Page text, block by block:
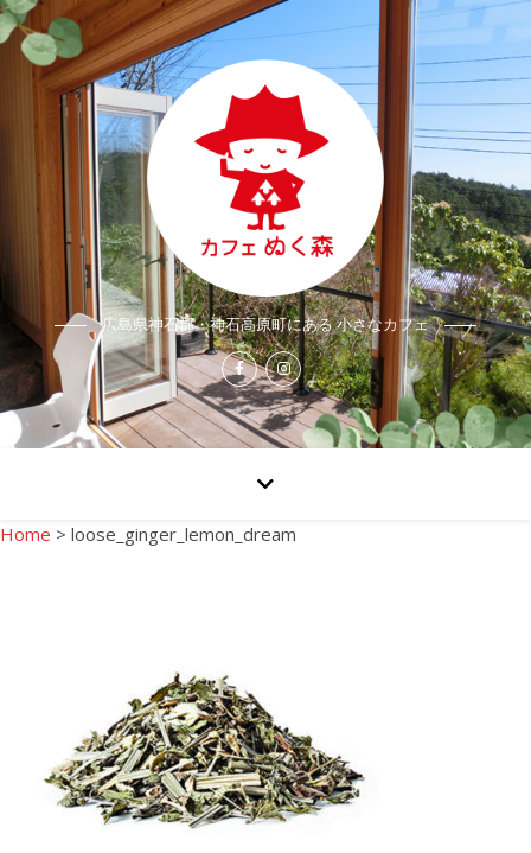
広島県神石郡・神石高原町にある 小さなカフェ
Home > loose_ginger_lemon_dream